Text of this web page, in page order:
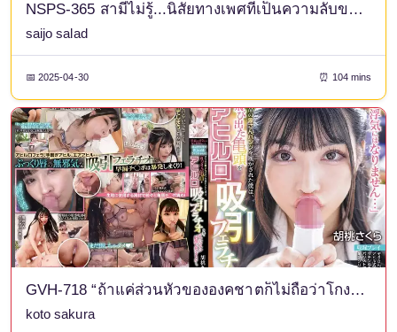
NSPS-365 สามีไม่รู้...นิสัยทางเพศที่เป็นความลับของภรรยา ซาร่า ไซโจ (DOD)
saijo salad
📅 2025-04-30 ⏰ 104 mins
GVH-718 “ถ้าแค่ส่วนหัวขององคชาตก็ไม่ถือว่าโกงหรอก...” ซากุระ น้องสาวของแฟนสาวผมซึ่งทำงานอยู่ในแผนกพัฒนาผลิตภัณฑ์ ทำให้ผมลองกางเกงชั้นในลายช้างต้นแบบ และเธอก็ใช้ริมฝีปากเป็ดของเธอช่วยออรัลเซ็กส์ให้กับส่วนหัวที่ยื่นออกมาของผม จนทำให้ผมหลั่งไม่หยุด... เซ็ตกางเกงชั้นในลายซากุระและเชกิจากวอลนัท
koto sakura